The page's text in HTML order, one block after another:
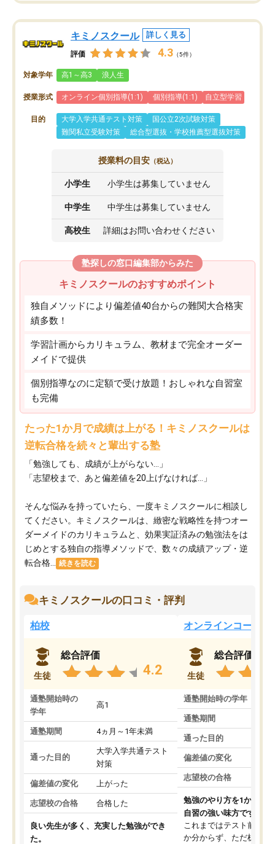
キミノスクール 詳しく見る
評価 4.3 （5件）
対象学年 高1～高3 浪人生
授業形式 オンライン個別指導(1:1) 個別指導(1:1) 自立型学習
目的 大学入学共通テスト対策
国公立2次試験対策
難関私立受験対策
総合型選抜・学校推薦型選抜対策
授業料の目安 （税込）
小学生 小学生は募集していません
中学生 中学生は募集していません
高校生 詳細はお問い合わせください
塾探しの窓口編集部からみた
キミノスクールのおすすめポイント
独自メソッドにより偏差値40台からの難関大合格実
績多数！
学習計画からカリキュラム、教材まで完全オーダー
メイドで提供
個別指導なのに定額で受け放題！おしゃれな自習室
も完備
たった1か月で成績は上がる！キミノスクールは
逆転合格を続々と輩出する塾
「勉強しても、成績が上がらない…」
「志望校まで、あと偏差値を20上げなければ…」
そんな悩みを持っていたら、一度キミノスクールに相談し
てください。キミノスクールは、緻密な戦略性を持つオー
ダーメイドのカリキュラムと、効果実証済みの勉強法をは
じめとする独自の指導メソッドで、数々の成績アップ・逆
転合格...
続きを読む
キミノスクールの口コミ・評判
柏校
生徒
総合評価
4.2
通塾開始時の
学年
高1
通塾期間 4ヵ月～1年未満
通った目的
大学入学共通テスト
対策
偏差値の変化 上がった
志望校の合格 合格した
良い先生が多く、充実した勉強ができ
た。
オンラインコース
生徒
総合評価
通塾開始時の学年
通塾期間
通った目的
偏差値の変化
志望校の合格
勉強のやり方を1から教
自習の強い味方です。
これまではテスト前に何
か分からず、ただ机に座